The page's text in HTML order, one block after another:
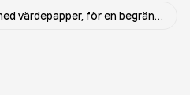
Förvaltning av och handel med värdepapper, för en begränsad och sluten krets av ägare